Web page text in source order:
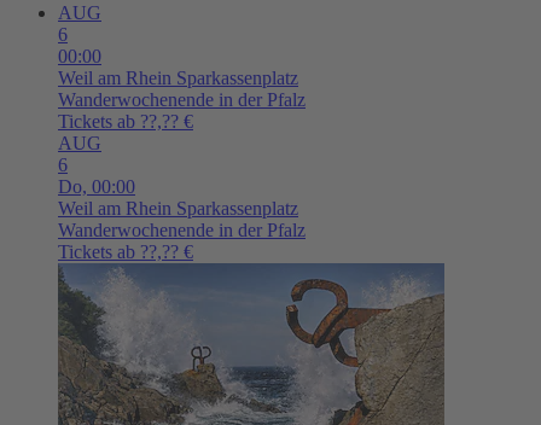
AUG
6
00:00
Weil am Rhein Sparkassenplatz
Wanderwochenende in der Pfalz
Tickets ab ??,?? €
AUG
6
Do, 00:00
Weil am Rhein Sparkassenplatz
Wanderwochenende in der Pfalz
Tickets ab ??,?? €